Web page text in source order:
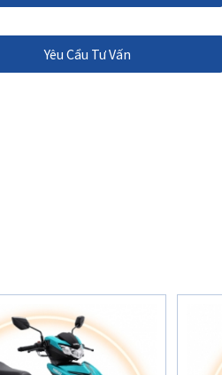
Yêu Cầu Tư Vấn